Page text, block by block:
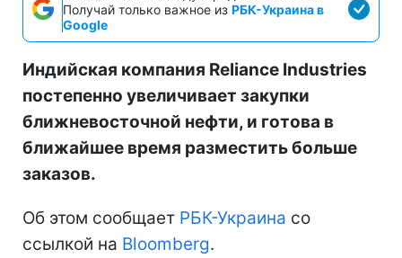
Получай только важное из РБК-Украина в
Google
Индийская компания Reliance Industries
постепенно увеличивает закупки
ближневосточной нефти, и готова в
ближайшее время разместить больше
заказов.
Об этом сообщает РБК-Украина со
ссылкой на Bloomberg.